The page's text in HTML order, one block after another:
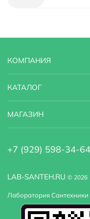
Цвет поддона Белый
LAB-SANTEH.RU © 2026
Лаборатория Сантехники
КОМПАНИЯ
КАТАЛОГ
МАГАЗИН
+7 (929) 598-34-64